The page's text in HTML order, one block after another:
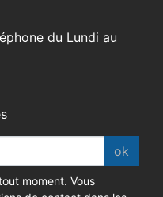
du Lundi au
ok
moment. Vous